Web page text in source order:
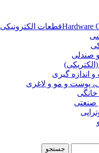
قطعات الکترونیکی
صندلی
اندازه گیری
پوست و مو و لاغری
صنعتی
جستجو